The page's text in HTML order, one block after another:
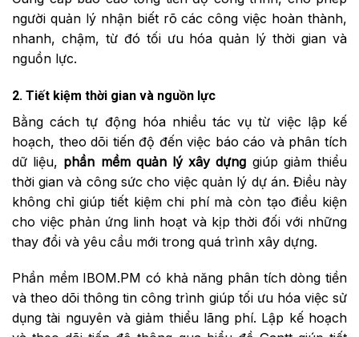
người quản lý nhận biết rõ các công việc hoàn thành,
nhanh, chậm, từ đó tối ưu hóa quản lý thời gian và
nguồn lực.
2. Tiết kiệm thời gian và nguồn lực
Bằng cách tự động hóa nhiều tác vụ từ việc lập kế
hoạch, theo dõi tiến độ đến việc báo cáo và phân tích
dữ liệu, phần mềm quản lý xây dựng giúp giảm thiểu
thời gian và công sức cho việc quản lý dự án. Điều này
không chỉ giúp tiết kiệm chi phí mà còn tạo điều kiện
cho việc phản ứng linh hoạt và kịp thời đối với những
thay đổi và yêu cầu mới trong quá trình xây dựng.
Phần mềm IBOM.PM có khả năng phân tích dòng tiền
và theo dõi thông tin công trình giúp tối ưu hóa việc sử
dụng tài nguyên và giảm thiểu lãng phí. Lập kế hoạch